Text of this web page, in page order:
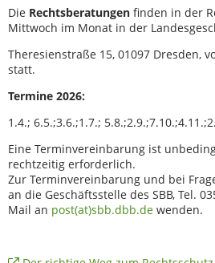
Die Rechtsberatungen finden in der
Mittwoch im Monat in der
Theresienstraße 15, 01097 Dresden,
statt.
Termine 2026:
1.4.; 6.5.;3.6.;1.7.;
Eine Terminvereinbarung ist
rechtzeitig erforderlich.
Zur Terminvereinbarung und bei
an die Geschäftsstelle des SBB, Tel.
Mail an post(at)sbb.dbb.de wenden.